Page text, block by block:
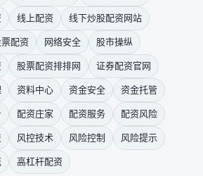
线上配资 线下炒股配资网站
配资 网络安全 股市操纵
股票配资排排网 证券配资官网
资料中心 资金安全 资金托管
配资庄家 配资服务 配资风险
风控技术 风险控制 风险提示
高杠杆配资